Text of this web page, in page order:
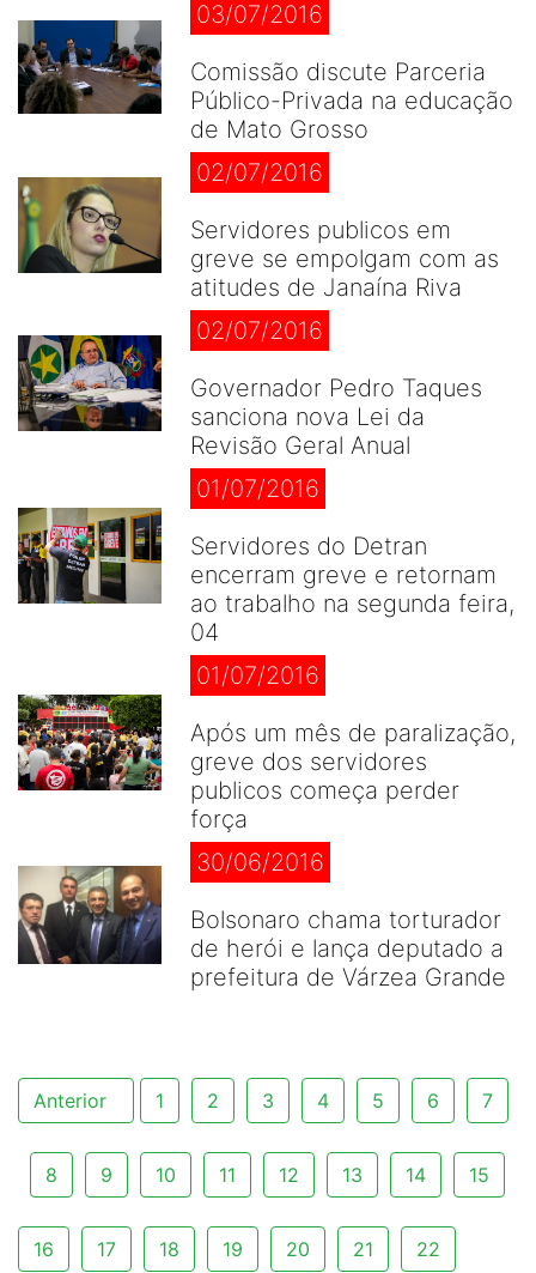
03/07/2016
Comissão discute Parceria
Público-Privada na educação
de Mato Grosso
02/07/2016
Servidores publicos em
greve se empolgam com as
atitudes de Janaína Riva
02/07/2016
Governador Pedro Taques
sanciona nova Lei da
Revisão Geral Anual
01/07/2016
Servidores do Detran
encerram greve e retornam
ao trabalho na segunda feira,
04
01/07/2016
Após um mês de paralização,
greve dos servidores
publicos começa perder
força
30/06/2016
Bolsonaro chama torturador
de herói e lança deputado a
prefeitura de Várzea Grande
Anterior 1 2 3 4 5 6 7
8 9 10 11 12 13 14 15
16 17 18 19 20 21 22